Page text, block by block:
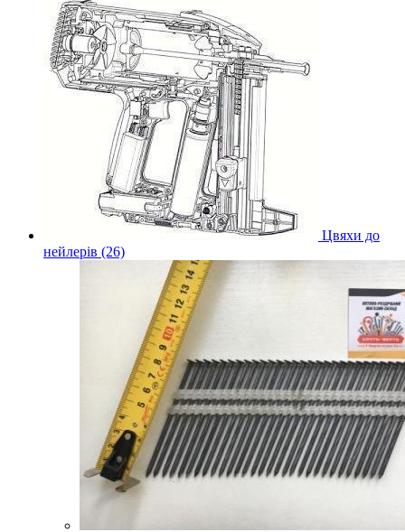
Цвяхи до
нейлерів (26)